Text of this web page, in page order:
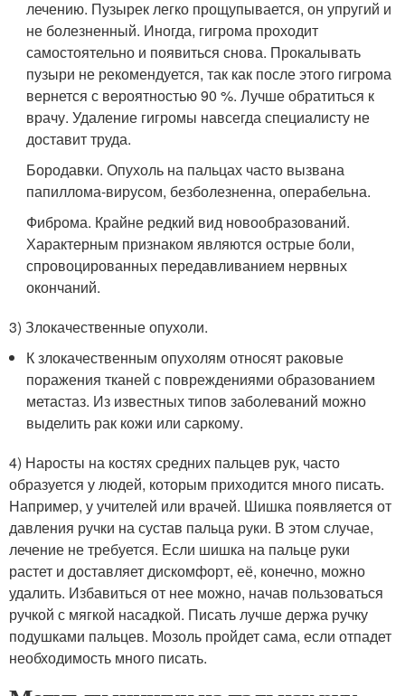
лечению. Пузырек легко прощупывается, он упругий и
не болезненный. Иногда, гигрома проходит
самостоятельно и появиться снова. Прокалывать
пузыри не рекомендуется, так как после этого гигрома
вернется с вероятностью 90 %. Лучше обратиться к
врачу. Удаление гигромы навсегда специалисту не
доставит труда.
Бородавки. Опухоль на пальцах часто вызвана
папиллома-вирусом, безболезненна, операбельна.
Фиброма. Крайне редкий вид новообразований.
Характерным признаком являются острые боли,
спровоцированных передавливанием нервных
окончаний.
3) Злокачественные опухоли.
К злокачественным опухолям относят раковые
поражения тканей с повреждениями образованием
метастаз. Из известных типов заболеваний можно
выделить рак кожи или саркому.
4) Наросты на костях средних пальцев рук, часто
образуется у людей, которым приходится много писать.
Например, у учителей или врачей. Шишка появляется от
давления ручки на сустав пальца руки. В этом случае,
лечение не требуется. Если шишка на пальце руки
растет и доставляет дискомфорт, её, конечно, можно
удалить. Избавиться от нее можно, начав пользоваться
ручкой с мягкой насадкой. Писать лучше держа ручку
подушками пальцев. Мозоль пройдет сама, если отпадет
необходимость много писать.